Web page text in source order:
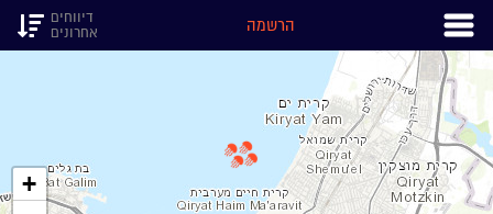
הרשמה
דיווחים
אחרונים
+